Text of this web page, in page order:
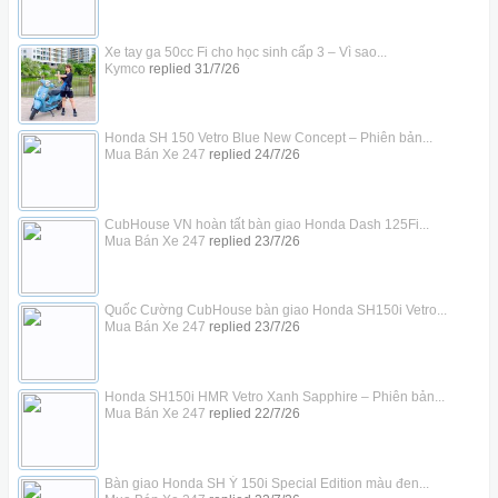
Xe tay ga 50cc Fi cho học sinh cấp 3 – Vì sao...
Kymco replied 31/7/26
Honda SH 150 Vetro Blue New Concept – Phiên bản...
Mua Bán Xe 247 replied 24/7/26
CubHouse VN hoàn tất bàn giao Honda Dash 125Fi...
Mua Bán Xe 247 replied 23/7/26
Quốc Cường CubHouse bàn giao Honda SH150i Vetro...
Mua Bán Xe 247 replied 23/7/26
Honda SH150i HMR Vetro Xanh Sapphire – Phiên bản...
Mua Bán Xe 247 replied 22/7/26
Bàn giao Honda SH Ý 150i Special Edition màu đen...